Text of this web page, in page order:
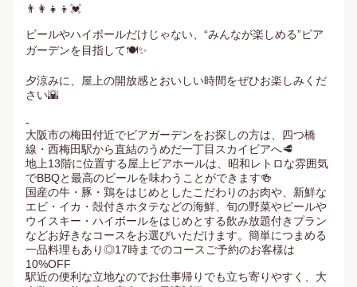
👨‍👩‍👧‍👦💓
ビールやハイボールだけじゃない、“みんなが楽しめる”ビア
ガーデンを目指して🍽️✨
夕涼みに、屋上の開放感とおいしい時間をぜひお楽しみくだ
さい🌇
-
大阪市の梅田付近でビアガーデンをお探しの方は、四つ橋
線・西梅田駅から直結のうめだ一丁目スカイビアへ🥩
地上13階に位置する屋上ビアホールは、昭和レトロな雰囲気
でBBQと最高のビールを味わうことができます🍻
国産の牛・豚・鶏をはじめとしたこだわりのお肉や、新鮮な
エビ・イカ・殻付きホタテなどの海鮮、旬の野菜やビールや
ウイスキー・ハイボールをはじめとする飲み放題付きプラン
などお好きなコースをお選びいただけます。簡単につまめる
一品料理もあり◎17時までのコースご予約のお客様は
10%OFF
駅近の便利な立地なのでお仕事帰りでも立ち寄りやすく、大